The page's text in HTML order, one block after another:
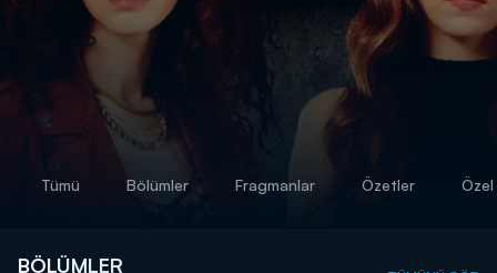
Tümü Bölümler Fragmanlar Özetler
BÖLÜMLER